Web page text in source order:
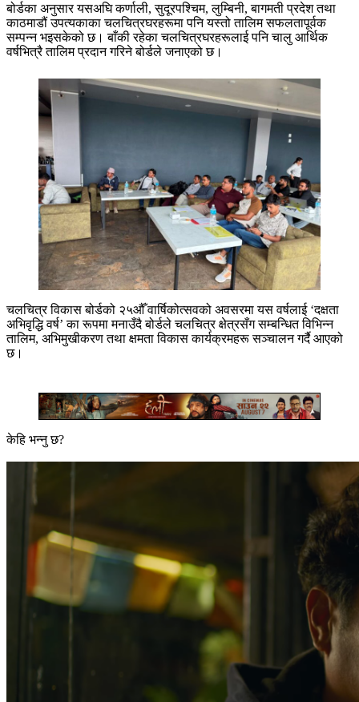
बोर्डका अनुसार यसअघि कर्णाली, सुदूरपश्चिम, लुम्बिनी, बागमती प्रदेश तथा
काठमाडौं उपत्यकाका चलचित्रघरहरूमा पनि यस्तो तालिम सफलतापूर्वक
सम्पन्न भइसकेको छ। बाँकी रहेका चलचित्रघरहरूलाई पनि चालु आर्थिक
वर्षभित्रै तालिम प्रदान गरिने बोर्डले जनाएको छ।
चलचित्र विकास बोर्डको २५औँ वार्षिकोत्सवको अवसरमा यस वर्षलाई ‘दक्षता
अभिवृद्धि वर्ष’ का रूपमा मनाउँदै बोर्डले चलचित्र क्षेत्रसँग सम्बन्धित विभिन्न
तालिम, अभिमुखीकरण तथा क्षमता विकास कार्यक्रमहरू सञ्चालन गर्दै आएको
छ।
केहि भन्नु छ?